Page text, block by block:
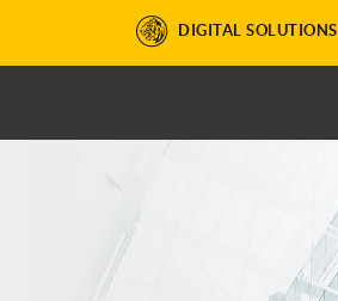
DIGITAL SOLUTIONS